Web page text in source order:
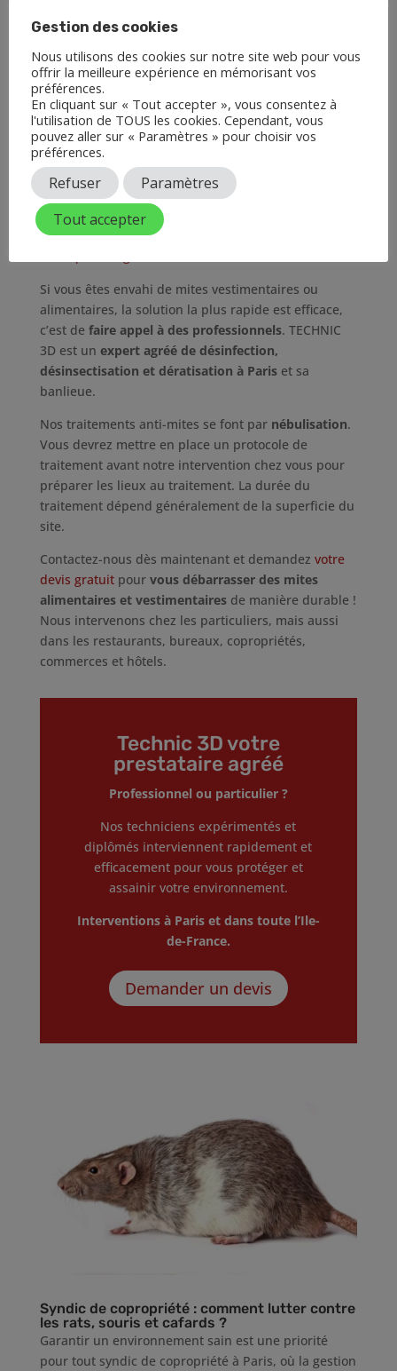
Après avoir fait les courses, vous pouvez
également placer vos produits secs dans le
congélateur pendant au moins 48 heures pour
éliminer d’éventuelles mites.
Les mites alimentaires ont un odorat très sensible,
vous pouvez donc placer des éléments à l’odeur
répulsive pour elles : le clou de girofle, le citron ou
la lavande par exemple.
Despièges et répulsifs
Si vous êtes envahi de mites vestimentaires ou
alimentaires, la solution la plus rapide est efficace,
c’est de faire appel à des professionnels. TECHNIC
3D est un expert agréé de désinfection,
désinsectisation et dératisation à Paris et sa
banlieue.
Nos traitements anti-mites se font par nébulisation.
Vous devrez mettre en place un protocole de
traitement avant notre intervention chez vous pour
préparer les lieux au traitement. La durée du
traitement dépend généralement de la superficie du
site.
Contactez-nous dès maintenant et demandez votre
devis gratuitpour vous débarrasser des mites
alimentaires et vestimentairesde manière durable !
Nous intervenons chez les particuliers, mais aussi
dans les restaurants, bureaux, copropriétés,
commerces et hôtels.
Technic 3D votre
prestataire agréé
Professionnel ou particulier ?
Nos techniciens expérimentés et
diplômés interviennent rapidement et
efficacement pour vous protéger et
assainir votre environnement.
Interventions à Paris et dans toute l’Ile-
de-France.
Demander un devis
Syndic de copropriété : comment lutter contre
les rats, souris et cafards ?
Garantir un environnement sain est une priorité
pour tout syndic de copropriété à Paris, où la gestion
Gestion des cookies
Nous utilisons des cookies sur notre site web pour vous
offrir la meilleure expérience en mémorisant vos
préférences.
En cliquant sur « Tout accepter », vous consentez à
l'utilisation de TOUS les cookies. Cependant, vous
pouvez aller sur « Paramètres » pour choisir vos
préférences.
Refuser
Paramètres
Tout accepter